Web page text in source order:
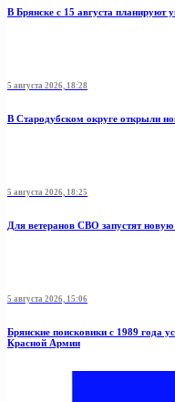
В Брянске с 15 августа планируют
5 августа 2026, 18:28
В Стародубском округе открыли
5 августа 2026, 18:25
Для ветеранов СВО запустят
5 августа 2026, 15:06
Брянские поисковики с 1989 года
Красной Армии